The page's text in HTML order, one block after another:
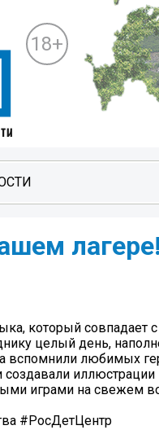
18+
лагере!
который
целый день,
вспомнили любимых
играми на свежем
#РосДетЦентр